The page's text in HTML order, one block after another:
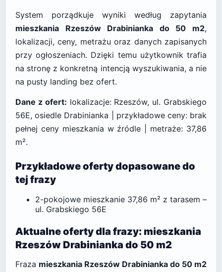
System porządkuje wyniki według zapytania
mieszkania Rzeszów Drabinianka do 50 m2,
lokalizacji, ceny, metrażu oraz danych zapisanych
przy ogłoszeniach. Dzięki temu użytkownik trafia
na stronę z konkretną intencją wyszukiwania, a nie
na pusty landing bez ofert.
Dane z ofert: lokalizacje: Rzeszów, ul. Grabskiego
56E, osiedle Drabinianka | przykładowe ceny: brak
pełnej ceny mieszkania w źródle | metraże: 37,86
m².
Przykładowe oferty dopasowane do
tej frazy
2-pokojowe mieszkanie 37,86 m² z tarasem –
ul. Grabskiego 56E
Aktualne oferty dla frazy: mieszkania
Rzeszów Drabinianka do 50 m2
Fraza mieszkania Rzeszów Drabinianka do 50 m2